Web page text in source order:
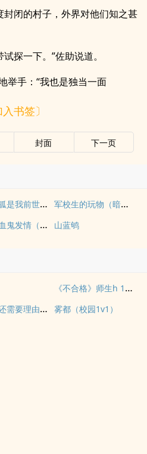
封闭的村子，外界对他们知之甚
探一下。”佐助说道。
举手：“我也是独当一面
入书签〕
封面 下一页
九尾白狐是我前世妻（futa 百合）
军校生的玩物（暗黑NPH）
禁止吸血鬼发情（姐狗高H 1v1） 山蓝鸲
《不合格》师生h 1v1 He
操你，还需要理由吗？(校园H) 雾都（校园1v1）